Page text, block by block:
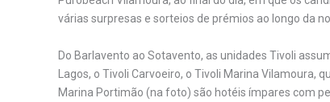
várias surpresas e sorteios de prémios ao longo da
Do Barlavento ao Sotavento, as unidades Tivoli
Lagos, o Tivoli Carvoeiro, o Tivoli Marina Vilamoura,
Marina Portimão (na foto) são hotéis ímpares com